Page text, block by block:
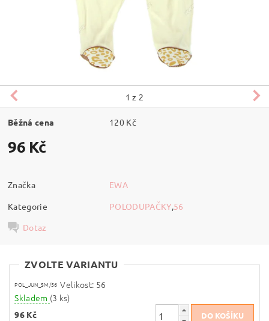
1 z 2
Běžná cena 120 Kč
96 Kč
Značka
EWA
Kategorie
POLODUPAČKY 56
Dotaz
ZVOLTE VARIANTU
POL_JUN_SM/56 Velikost: 56
Skladem (3 ks)
96 Kč